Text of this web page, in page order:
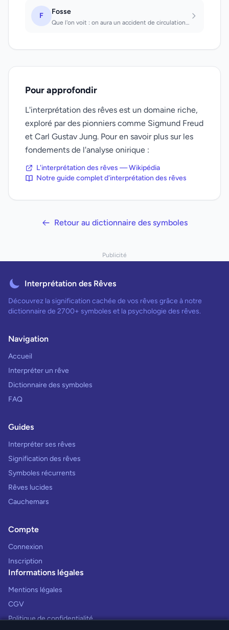
F Fosse
Que l'on voit : on aura un accident de circulation. Que l'on creuse : on subira...
Pour approfondir
L'interprétation des rêves est un domaine riche,
exploré par des pionniers comme Sigmund Freud
et Carl Gustav Jung. Pour en savoir plus sur les
fondements de l'analyse onirique :
L'interprétation des rêves — Wikipédia
Notre guide complet d'interprétation des rêves
Retour au dictionnaire des symboles
Publicité
Interprétation des Rêves
Découvrez la signification cachée de vos rêves grâce à notre
dictionnaire de 2700+ symboles et la psychologie des rêves.
Navigation
Accueil
Interpréter un rêve
Dictionnaire des symboles
FAQ
Guides
Interpréter ses rêves
Signification des rêves
Symboles récurrents
Rêves lucides
Cauchemars
Compte
Connexion
Inscription
Informations légales
Mentions légales
CGV
Politique de confidentialité